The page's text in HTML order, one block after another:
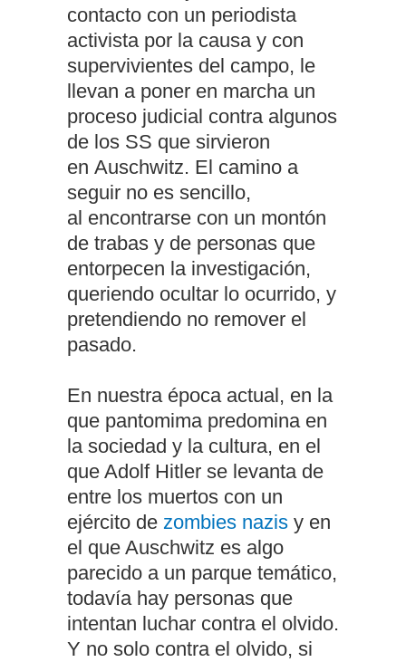
contacto con un periodista
activista por la causa y con
supervivientes del campo, le
llevan a poner en marcha un
proceso judicial contra algunos
de los SS que sirvieron
en Auschwitz. El camino a
seguir no es sencillo,
al encontrarse con un montón
de trabas y de personas que
entorpecen la investigación,
queriendo ocultar lo ocurrido, y
pretendiendo no remover el
pasado.
En nuestra época actual, en la
que pantomima predomina en
la sociedad y la cultura, en el
que Adolf Hitler se levanta de
entre los muertos con un
ejército de zombies nazis y en
el que Auschwitz es algo
parecido a un parque temático,
todavía hay personas que
intentan luchar contra el olvido.
Y no solo contra el olvido, si